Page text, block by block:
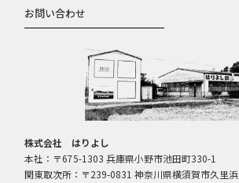
株式会社 はりよし
本社：〒675-1303 兵庫県小野市池田町330-1
関東取次所：〒239-0831 神奈川県横須賀市久里浜
お問い合わせ